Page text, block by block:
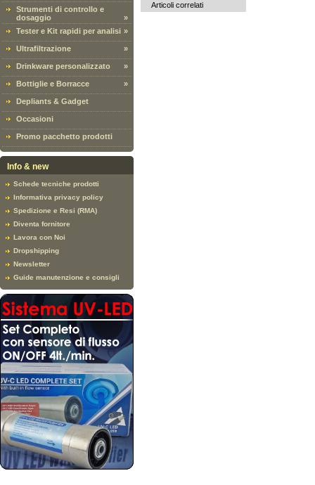
Strumenti di controllo e
dosaggio
»
Tester e Kit rapidi per analisi »
Ultrafiltrazione »
Drinkware personalizzato »
Bottiglie e Borracce »
Depliants & Gadget
Occasioni
Promo pacchetto prodotti
Info & new
Schede tecniche prodotti
Informativa privacy policy
Spedizione e Resi (RMA)
Diventa fornitore
Lavora con Noi
Dropshipping
Newsletter
Guide manutenzione e consigli
Articoli correlati